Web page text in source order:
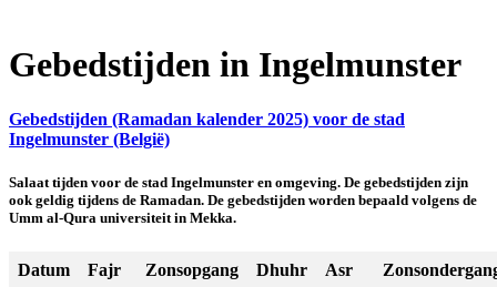
Gebedstijden in Ingelmunster
Gebedstijden (Ramadan kalender 2025) voor de stad
Ingelmunster (België)
Salaat tijden voor de stad Ingelmunster en omgeving. De gebedstijden zijn
ook geldig tijdens de Ramadan. De gebedstijden worden bepaald volgens de
Umm al-Qura universiteit in Mekka.
Datum Fajr Zonsopgang Dhuhr Asr